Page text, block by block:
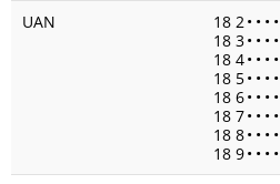
UAN
18 2• • • •
18 3• • • •
18 4• • • •
18 5• • • •
18 6• • • •
18 7• • • •
18 8• • • •
18 9• • • •